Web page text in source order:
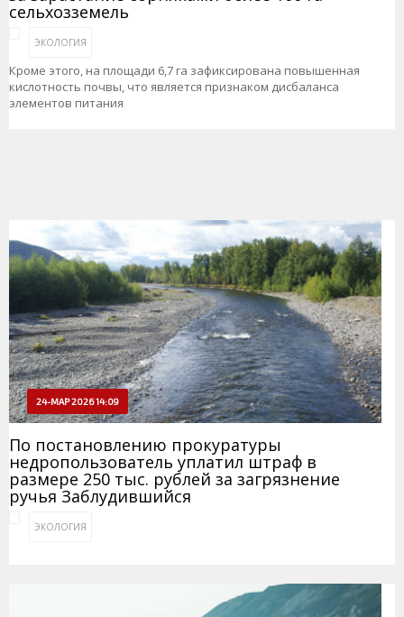
сельхозземель
ЭКОЛОГИЯ
Кроме этого, на площади 6,7 га зафиксирована повышенная
кислотность почвы, что является признаком дисбаланса
элементов питания
24-МАР 2026 14:09
По постановлению прокуратуры
недропользователь уплатил штраф в
размере 250 тыс. рублей за загрязнение
ручья Заблудившийся
ЭКОЛОГИЯ